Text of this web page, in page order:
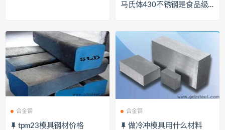
马氏体430不锈钢是食品级
合金钢
tpm23模具钢材价格
合金钢
做冷冲模具用什么材料